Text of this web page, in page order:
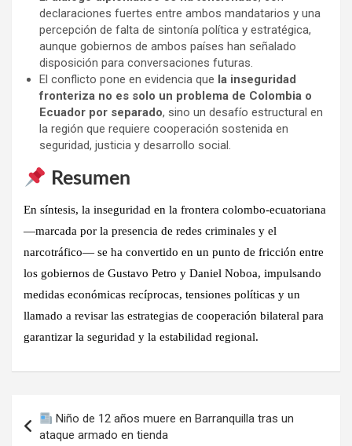
declaraciones fuertes entre ambos mandatarios y una
percepción de falta de sintonía política y estratégica,
aunque gobiernos de ambos países han señalado
disposición para conversaciones futuras.
El conflicto pone en evidencia que la inseguridad
fronteriza no es solo un problema de Colombia o
Ecuador por separado, sino un desafío estructural en
la región que requiere cooperación sostenida en
seguridad, justicia y desarrollo social.
Resumen
En síntesis, la inseguridad en la frontera colombo-ecuatoriana
—marcada por la presencia de redes criminales y el
narcotráfico— se ha convertido en un punto de fricción entre
los gobiernos de Gustavo Petro y Daniel Noboa, impulsando
medidas económicas recíprocas, tensiones políticas y un
llamado a revisar las estrategias de cooperación bilateral para
garantizar la seguridad y la estabilidad regional.
de
Niño de 12 años muere en Barranquilla tras un
ataque armado en tienda